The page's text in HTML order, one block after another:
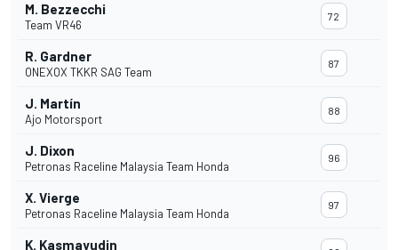
M. Bezzecchi
Team VR46
72
R. Gardner
ONEXOX TKKR SAG Team
87
J. Martín
Ajo Motorsport
88
J. Dixon
Petronas Raceline Malaysia Team Honda
96
X. Vierge
Petronas Raceline Malaysia Team Honda
97
K. Kasmayudin